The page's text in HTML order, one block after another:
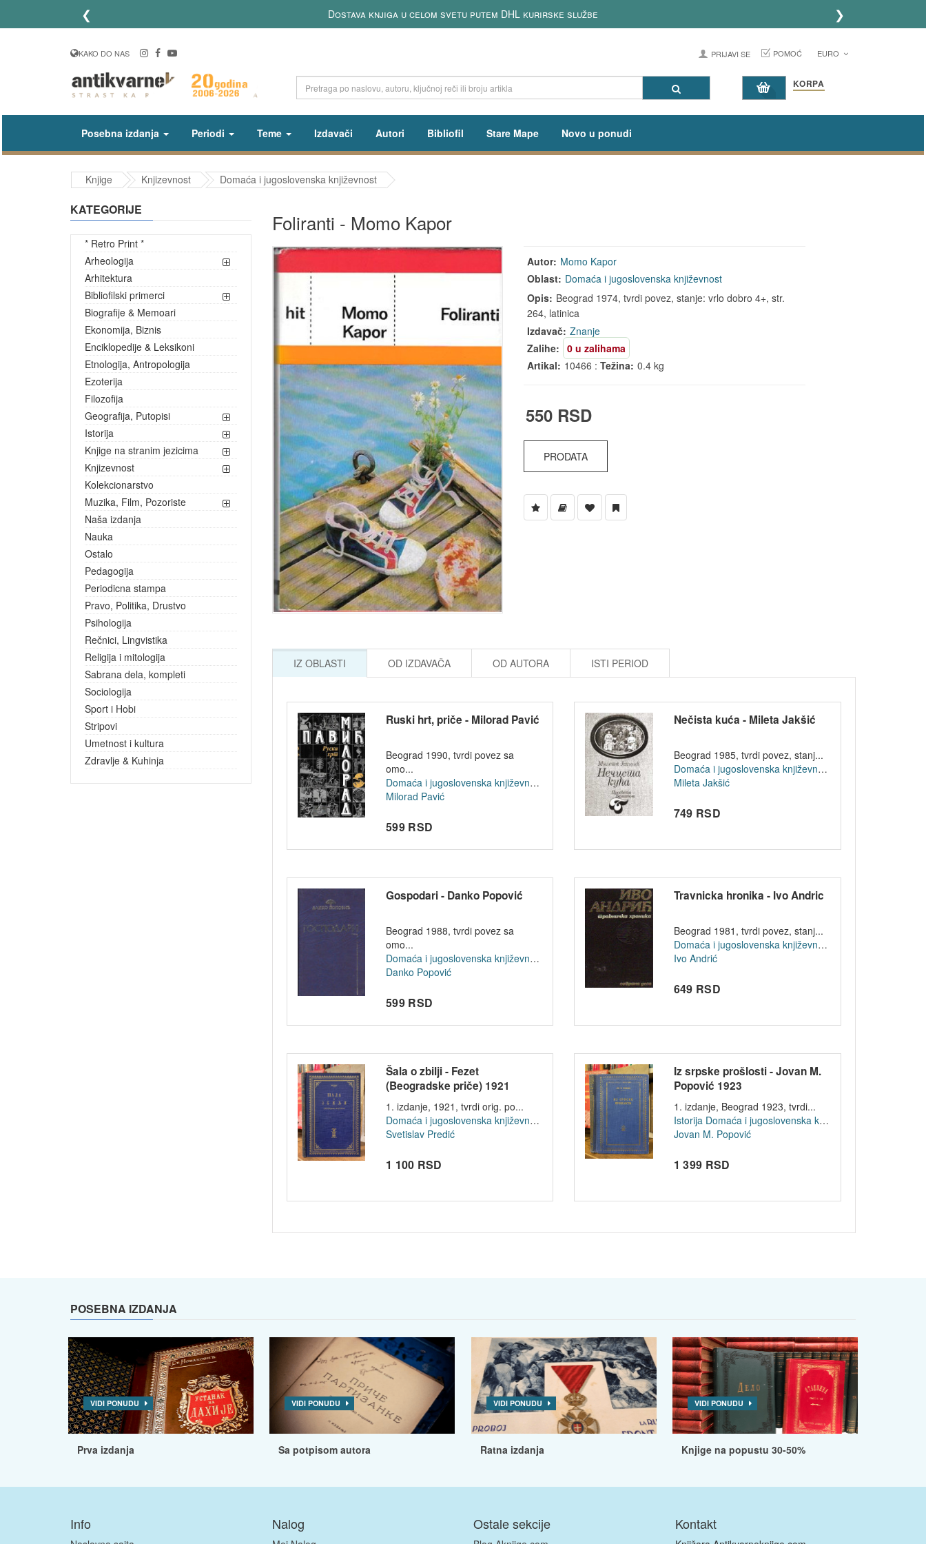
❮ Dostava knjiga u celom svetu putem DHL kurirske službe ❯
KAKO DO NAS PRIJAVI SE POMOĆ EURO
KORPA
Posebna izdanja Periodi Teme Izdavači Autori Bibliofil Stare Mape Novo u ponudi
Knjige Knjizevnost Domaća i jugoslovenska književnost
KATEGORIJE
* Retro Print *
Arheologija
Arhitektura
Bibliofilski primerci
Biografije & Memoari
Ekonomija, Biznis
Enciklopedije & Leksikoni
Etnologija, Antropologija
Ezoterija
Filozofija
Geografija, Putopisi
Istorija
Knjige na stranim jezicima
Knjizevnost
Kolekcionarstvo
Muzika, Film, Pozoriste
Naša izdanja
Nauka
Ostalo
Pedagogija
Periodicna stampa
Pravo, Politika, Drustvo
Psihologija
Rečnici, Lingvistika
Religija i mitologija
Sabrana dela, kompleti
Sociologija
Sport i Hobi
Stripovi
Umetnost i kultura
Zdravlje & Kuhinja
Foliranti - Momo Kapor
Autor: Momo Kapor
Oblast: Domaća i jugoslovenska književnost
Opis: Beograd 1974, tvrdi povez, stanje: vrlo dobro 4+, str.
264, latinica
Izdavač: Znanje
Zalihe:
0 u zalihama
Artikal: 10466 :Težina: 0.4 kg
550 RSD
PRODATA
IZ OBLASTI OD IZDAVAČA OD AUTORA ISTI PERIOD
Ruski hrt, priče - Milorad Pavić
Beograd 1990, tvrdi povez sa
omo...
Domaća i jugoslovenska književnost
Milorad Pavić
599 RSD
Nečista kuća - Mileta Jakšić
Beograd 1985, tvrdi povez, stanj...
Domaća i jugoslovenska književnost
Mileta Jakšić
749 RSD
Gospodari - Danko Popović
Beograd 1988, tvrdi povez sa
omo...
Domaća i jugoslovenska književnost
Danko Popović
599 RSD
Travnicka hronika - Ivo Andric
Beograd 1981, tvrdi povez, stanj...
Domaća i jugoslovenska književnost
Ivo Andrić
649 RSD
Šala o zbilji - Fezet
(Beogradske priče) 1921
1. izdanje, 1921, tvrdi orig. po...
Domaća i jugoslovenska književnost
Svetislav Predić
1 100 RSD
Iz srpske prošlosti - Jovan M.
Popović 1923
1. izdanje, Beograd 1923, tvrdi...
Istorija Domaća i jugoslovenska književnost
Jovan M. Popović
1 399 RSD
POSEBNA IZDANJA
VIDI PONUDU
Prva izdanja
VIDI PONUDU
Sa potpisom autora
VIDI PONUDU
Ratna izdanja
VIDI PONUDU
Knjige na popustu 30-50%
Info Nalog Ostale sekcije Kontakt